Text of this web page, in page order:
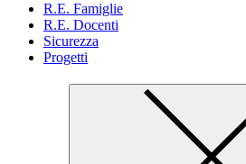
R.E. Famiglie
R.E. Docenti
Sicurezza
Progetti